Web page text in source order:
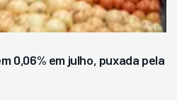
0,06% em julho, puxada pela